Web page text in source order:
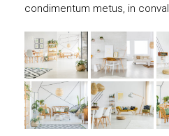
condimentum metus, in